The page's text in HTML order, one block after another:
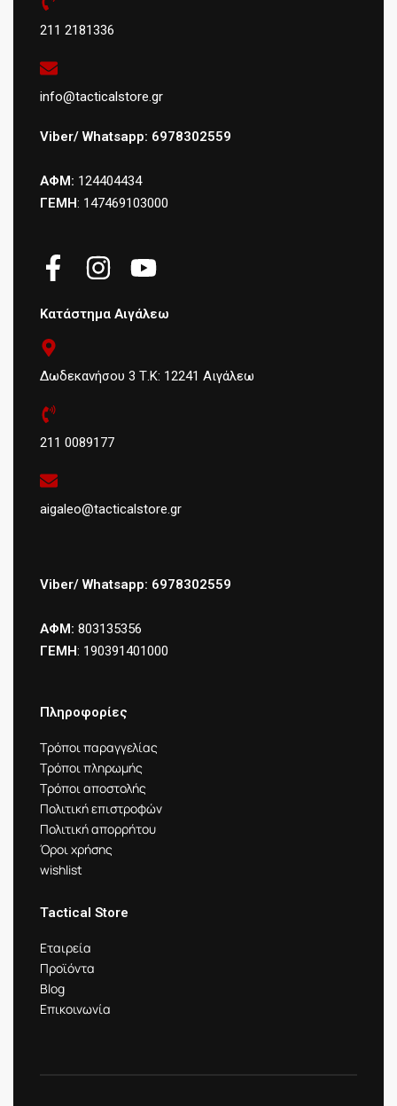
211 2181336
info@tacticalstore.gr
Viber/ Whatsapp: 6978302559
ΑΦΜ: 124404434
ΓΕΜΗ: 147469103000
Κατάστημα Αιγάλεω
Δωδεκανήσου 3 Τ.Κ: 12241 Αιγάλεω
211 0089177
aigaleo@tacticalstore.gr
Viber/ Whatsapp: 6978302559
ΑΦΜ: 803135356
ΓΕΜΗ: 190391401000
Πληροφορίες
Τρόποι παραγγελίας
Τρόποι πληρωμής
Τρόποι αποστολής
Πολιτική επιστροφών
Πολιτική απορρήτου
Όροι χρήσης
wishlist
Tactical Store
Εταιρεία
Προϊόντα
Blog
Επικοινωνία